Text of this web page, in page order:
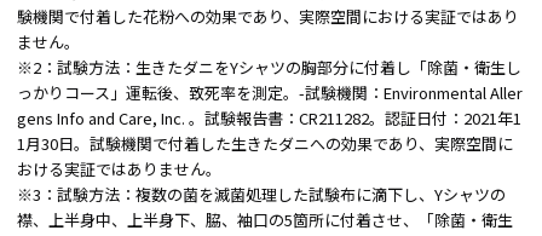
験機関で付着した花粉への効果であり、実際空間における実証ではあり
ません。
※2：試験方法：生きたダニをYシャツの胸部分に付着し「除菌・衛生し
っかりコース」運転後、致死率を測定。-試験機関：Environmental Aller
gens Info and Care, Inc. 。試験報告書：CR211282。認証日付：2021年1
1月30日。試験機関で付着した生きたダニへの効果であり、実際空間に
おける実証ではありません。
※3：試験方法：複数の菌を滅菌処理した試験布に滴下し、Yシャツの
襟、上半身中、上半身下、脇、袖口の5箇所に付着させ、「除菌・衛生